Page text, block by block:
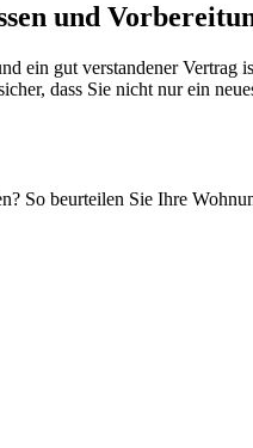
und
ein gut verstandener Vertrag
dass Sie nicht nur ein
So beurteilen Sie Ihre